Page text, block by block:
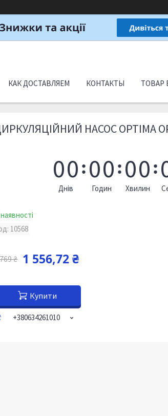
КАК ДОСТАВЛЯЕМ КОНТАКТЫ ТОВАР
НАСОС OPTIMA
00
Днів
00
Годин
00
Хвилин
10568
₴ 1 556,72 ₴
Купити
+380634261010